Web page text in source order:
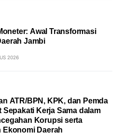
Awal Transformasi
Jambi
2026
ATR/BPN, KPK, dan Pemda
Sepakati Kerja Sama dalam
Korupsi serta
Ekonomi Daerah